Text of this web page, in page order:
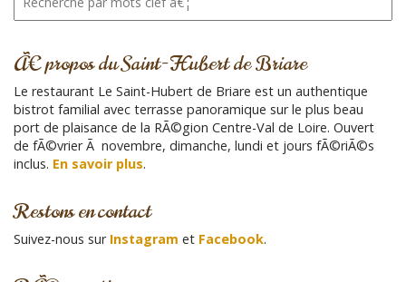
e
r
c
h
e
p
o
r
Ã€ propos du Saint-Hubert de Briare
Le restaurant Le Saint-Hubert de Briare est un authentique
bistrot familial avec terrasse panoramique sur le plus beau
port de plaisance de la RÃ©gion Centre-Val de Loire. Ouvert
de fÃ©vrier Ã novembre, dimanche, lundi et jours fÃ©riÃ©s
inclus. En savoir plus.
Restons en contact
Suivez-nous sur Instagram et Facebook.